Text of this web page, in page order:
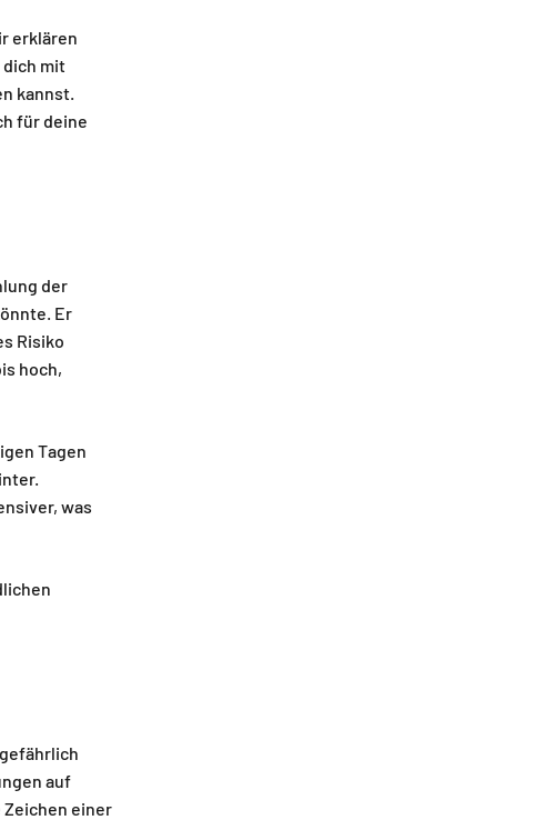
erklären
dich mit
kannst.
für deine
der
Er
Risiko
hoch,
Tagen
was
auf
Zeichen einer